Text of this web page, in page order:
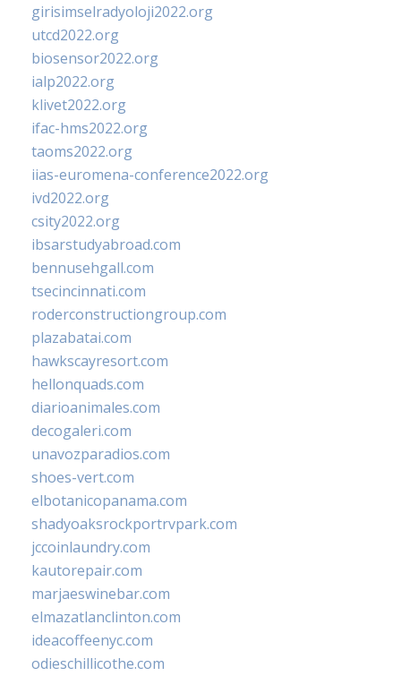
girisimselradyoloji2022.org
utcd2022.org
biosensor2022.org
ialp2022.org
klivet2022.org
ifac-hms2022.org
taoms2022.org
iias-euromena-conference2022.org
ivd2022.org
csity2022.org
ibsarstudyabroad.com
bennusehgall.com
tsecincinnati.com
roderconstructiongroup.com
plazabatai.com
hawkscayresort.com
hellonquads.com
diarioanimales.com
decogaleri.com
unavozparadios.com
shoes-vert.com
elbotanicopanama.com
shadyoaksrockportrvpark.com
jccoinlaundry.com
kautorepair.com
marjaeswinebar.com
elmazatlanclinton.com
ideacoffeenyc.com
odieschillicothe.com